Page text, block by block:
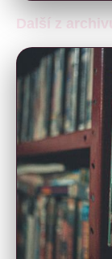
Další z archivu